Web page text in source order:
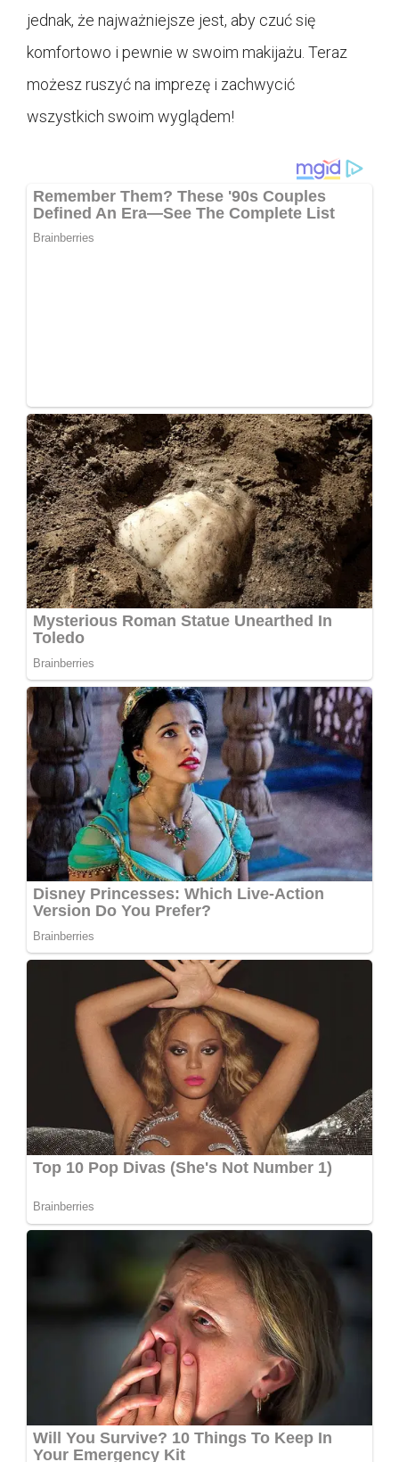
jednak, że najważniejsze jest, aby czuć się
komfortowo i pewnie w swoim makijażu. Teraz
możesz ruszyć na imprezę i zachwycić
wszystkich swoim wyglądem!